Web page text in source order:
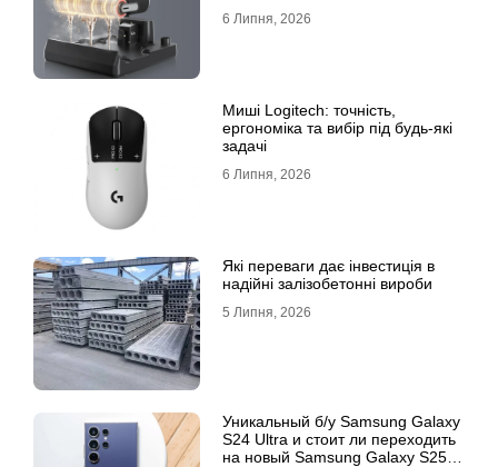
6 Липня, 2026
Миші Logitech: точність,
ергономіка та вибір під будь-які
задачі
6 Липня, 2026
Які переваги дає інвестиція в
надійні залізобетонні вироби
5 Липня, 2026
Уникальный б/у Samsung Galaxy
S24 Ultra и стоит ли переходить
на новый Samsung Galaxy S25